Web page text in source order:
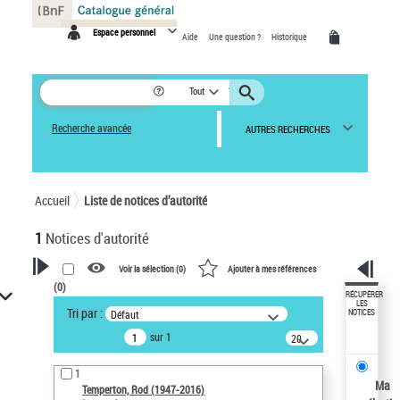
Espace personnel Aide Une question ? Historique
Tout
Recherche avancée AUTRES RECHERCHES
Accueil Liste de notices d’autorité
1 Notices d'autorité
VOTRE RECHERCHE
Recherche avancée dans les
notices d’autorité
Œuvres liées à l'auteur :
Temperton, Rod (1947-2016)
Voir la sélection (0) Ajouter à mes références
(0)
Tri par : Défaut
sur 1
20
résultats/page
1
Temperton, Rod (1947-2016)
RÉCUPÉRER
LES
NOTICES
Ma
Panneau de gestion des cookies